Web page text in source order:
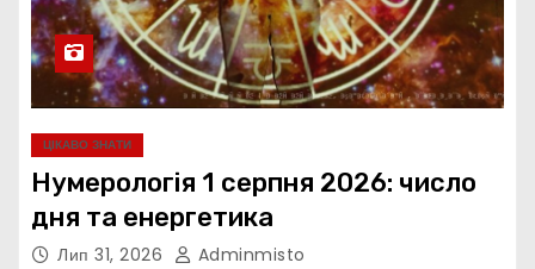
ЦІКАВО ЗНАТИ
Нумерологія 1 серпня 2026: число
дня та енергетика
Лип 31, 2026 Adminmisto